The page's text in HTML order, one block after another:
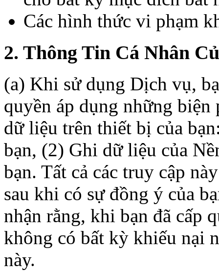
Các hình thức vi phạm
2. Thông Tin Cá Nhân
(a) Khi sử dụng Dịch vụ,
quyền áp dụng những biện
dữ liệu trên thiết bị của
bạn, (2) Ghi dữ liệu của
bạn. Tất cả các truy cập
sau khi có sự đồng ý của
nhận rằng, khi bạn đã cấp
không có bất kỳ khiếu nại
này.